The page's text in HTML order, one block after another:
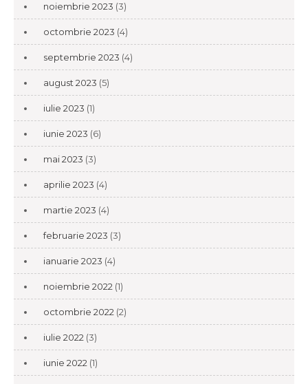
noiembrie 2023 (3)
octombrie 2023 (4)
septembrie 2023 (4)
august 2023 (5)
iulie 2023 (1)
iunie 2023 (6)
mai 2023 (3)
aprilie 2023 (4)
martie 2023 (4)
februarie 2023 (3)
ianuarie 2023 (4)
noiembrie 2022 (1)
octombrie 2022 (2)
iulie 2022 (3)
iunie 2022 (1)